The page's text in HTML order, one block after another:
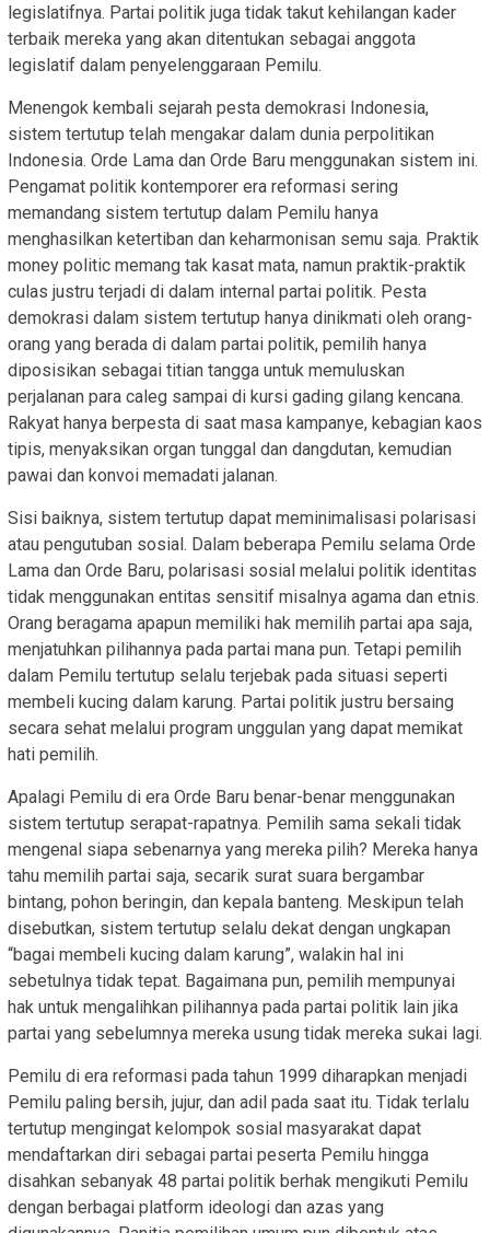
legislatifnya. Partai politik juga tidak takut kehilangan kader
terbaik mereka yang akan ditentukan sebagai anggota
legislatif dalam penyelenggaraan Pemilu.
Menengok kembali sejarah pesta demokrasi Indonesia,
sistem tertutup telah mengakar dalam dunia perpolitikan
Indonesia. Orde Lama dan Orde Baru menggunakan sistem ini.
Pengamat politik kontemporer era reformasi sering
memandang sistem tertutup dalam Pemilu hanya
menghasilkan ketertiban dan keharmonisan semu saja. Praktik
money politic memang tak kasat mata, namun praktik-praktik
culas justru terjadi di dalam internal partai politik. Pesta
demokrasi dalam sistem tertutup hanya dinikmati oleh orang-
orang yang berada di dalam partai politik, pemilih hanya
diposisikan sebagai titian tangga untuk memuluskan
perjalanan para caleg sampai di kursi gading gilang kencana.
Rakyat hanya berpesta di saat masa kampanye, kebagian kaos
tipis, menyaksikan organ tunggal dan dangdutan, kemudian
pawai dan konvoi memadati jalanan.
Sisi baiknya, sistem tertutup dapat meminimalisasi polarisasi
atau pengutuban sosial. Dalam beberapa Pemilu selama Orde
Lama dan Orde Baru, polarisasi sosial melalui politik identitas
tidak menggunakan entitas sensitif misalnya agama dan etnis.
Orang beragama apapun memiliki hak memilih partai apa saja,
menjatuhkan pilihannya pada partai mana pun. Tetapi pemilih
dalam Pemilu tertutup selalu terjebak pada situasi seperti
membeli kucing dalam karung. Partai politik justru bersaing
secara sehat melalui program unggulan yang dapat memikat
hati pemilih.
Apalagi Pemilu di era Orde Baru benar-benar menggunakan
sistem tertutup serapat-rapatnya. Pemilih sama sekali tidak
mengenal siapa sebenarnya yang mereka pilih? Mereka hanya
tahu memilih partai saja, secarik surat suara bergambar
bintang, pohon beringin, dan kepala banteng. Meskipun telah
disebutkan, sistem tertutup selalu dekat dengan ungkapan
“bagai membeli kucing dalam karung”, walakin hal ini
sebetulnya tidak tepat. Bagaimana pun, pemilih mempunyai
hak untuk mengalihkan pilihannya pada partai politik lain jika
partai yang sebelumnya mereka usung tidak mereka sukai lagi.
Pemilu di era reformasi pada tahun 1999 diharapkan menjadi
Pemilu paling bersih, jujur, dan adil pada saat itu. Tidak terlalu
tertutup mengingat kelompok sosial masyarakat dapat
mendaftarkan diri sebagai partai peserta Pemilu hingga
disahkan sebanyak 48 partai politik berhak mengikuti Pemilu
dengan berbagai platform ideologi dan azas yang